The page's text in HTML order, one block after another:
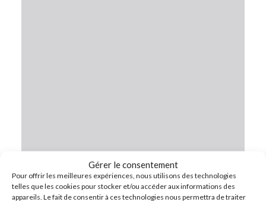
Gérer le consentement
Pour offrir les meilleures expériences, nous utilisons des technologies
telles que les cookies pour stocker et/ou accéder aux informations des
appareils. Le fait de consentir à ces technologies nous permettra de traiter